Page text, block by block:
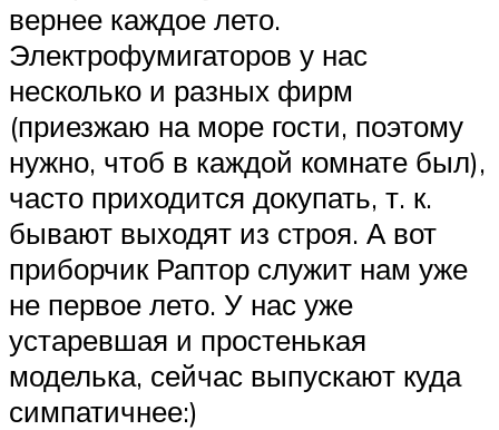
вернее каждое лето.
Электрофумигаторов у нас
несколько и разных фирм
(приезжаю на море гости, поэтому
нужно, чтоб в каждой комнате был),
часто приходится докупать, т. к.
бывают выходят из строя. А вот
приборчик Раптор служит нам уже
не первое лето. У нас уже
устаревшая и простенькая
моделька, сейчас выпускают куда
симпатичнее:)